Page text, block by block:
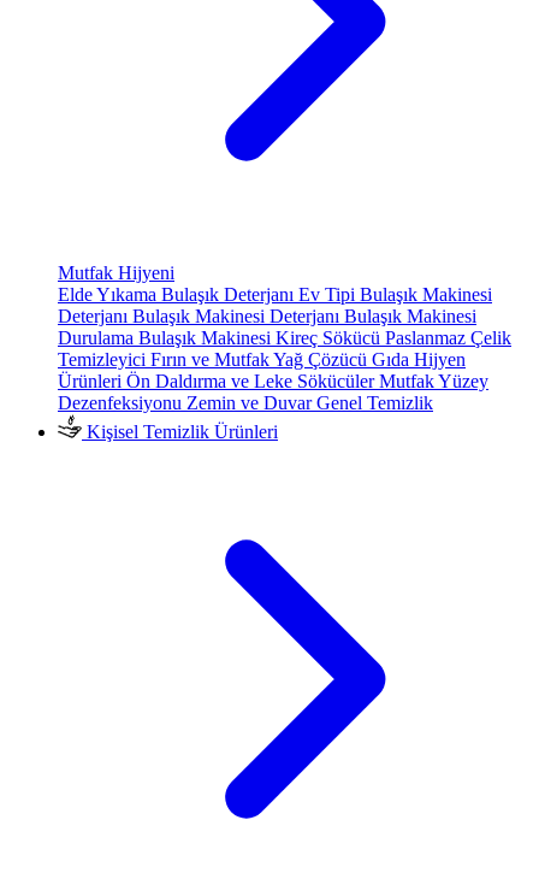
Mutfak Hijyeni
Elde Yıkama Bulaşık Deterjanı Ev Tipi Bulaşık Makinesi
Deterjanı Bulaşık Makinesi Deterjanı Bulaşık Makinesi
Durulama Bulaşık Makinesi Kireç Sökücü Paslanmaz Çelik
Temizleyici Fırın ve Mutfak Yağ Çözücü Gıda Hijyen
Ürünleri Ön Daldırma ve Leke SökücülerMutfak Yüzey
Dezenfeksiyonu Zemin ve Duvar Genel Temizlik
Kişisel Temizlik Ürünleri